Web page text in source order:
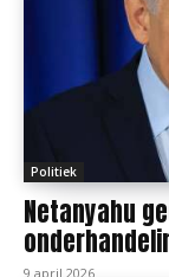
Politiek
Netanyahu
9 april 2026